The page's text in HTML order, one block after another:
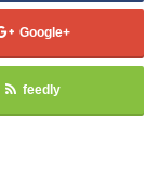
Google+
feedly